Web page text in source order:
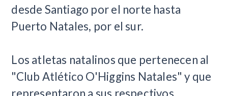
desde Santiago por el norte hasta
Puerto Natales, por el sur.
Los atletas natalinos que pertenecen al
"Club Atlético O'Higgins Natales" y que
representaron a sus respectivos